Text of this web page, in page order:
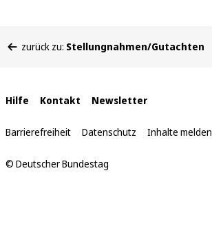
befinden
zurück zu: Stellungnahmen/Gutachten
Interne
Links
Hilfe Kontakt Newsletter
Barrierefreiheit Datenschutz Inhalte melden
© Deutscher Bundestag